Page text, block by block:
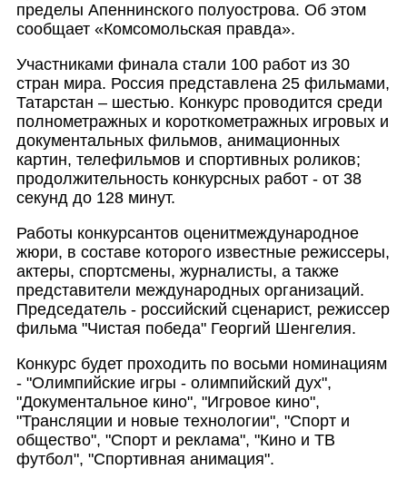
пределы Апеннинского полуострова. Об этом
сообщает «Комсомольская правда».
Участниками финала стали 100 работ из 30
стран мира. Россия представлена 25 фильмами,
Татарстан – шестью. Конкурс проводится среди
полнометражных и короткометражных игровых и
документальных фильмов, анимационных
картин, телефильмов и спортивных роликов;
продолжительность конкурсных работ - от 38
секунд до 128 минут.
Работы конкурсантов оценитмеждународное
жюри, в составе которого известные режиссеры,
актеры, спортсмены, журналисты, а также
представители международных организаций.
Председатель - российский сценарист, режиссер
фильма "Чистая победа" Георгий Шенгелия.
Конкурс будет проходить по восьми номинациям
- "Олимпийские игры - олимпийский дух",
"Документальное кино", "Игровое кино",
"Трансляции и новые технологии", "Спорт и
общество", "Спорт и реклама", "Кино и ТВ
футбол", "Спортивная анимация".